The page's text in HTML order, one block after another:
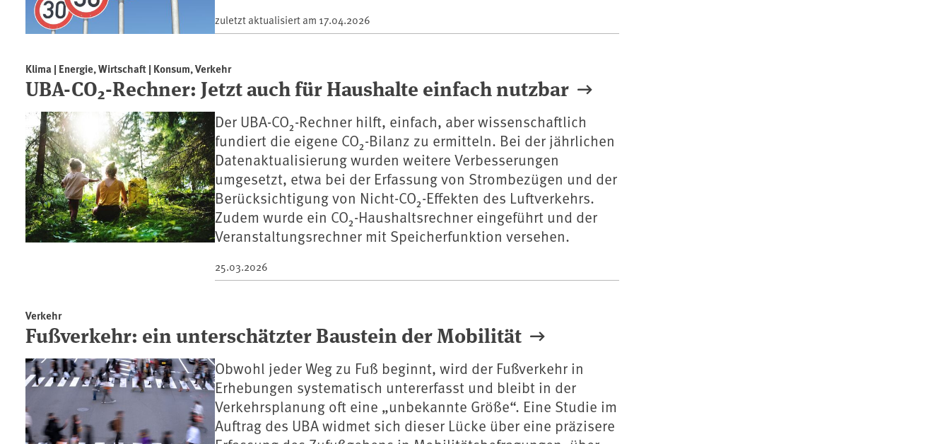
zuletzt aktualisiert am 17.04.2026
Klima | Energie, Wirtschaft | Konsum, Verkehr
UBA-CO₂-Rechner: Jetzt auch für Haushalte einfach nutzbar
Der UBA-CO₂-Rechner hilft, einfach, aber wissenschaftlich
fundiert die eigene CO₂-Bilanz zu ermitteln. Bei der jährlichen
Datenaktualisierung wurden weitere Verbesserungen
umgesetzt, etwa bei der Erfassung von Strombezügen und der
Berücksichtigung von Nicht-CO₂-Effekten des Luftverkehrs.
Zudem wurde ein CO₂-Haushaltsrechner eingeführt und der
Veranstaltungsrechner mit Speicherfunktion versehen.
25.03.2026
Verkehr
Fußverkehr: ein unterschätzter Baustein der Mobilität
Obwohl jeder Weg zu Fuß beginnt, wird der Fußverkehr in
Erhebungen systematisch untererfasst und bleibt in der
Verkehrsplanung oft eine „unbekannte Größe“. Eine Studie im
Auftrag des UBA widmet sich dieser Lücke über eine präzisere